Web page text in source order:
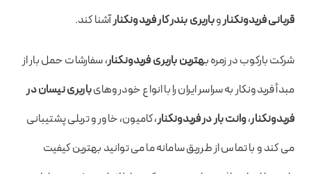
قربانی فریدونکناروباربری بندر کار فریدونکنارآشنا کند.
شرکت بارکوب در زمره بهترین باربری فریدونکنار، سفارشات حمل بار از
مبدأ فریدونکار به سراسر ایران را با انواع خودروهایباربری نیسان در
فریدونکنار،وانت بار در فریدونکنار، کامیون، خاور و تریلی پشتیبانی
می کند و با تماس از طرریق سامانه ما می توانید بهترین کیفیت